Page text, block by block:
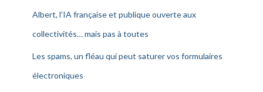
Albert, l’IA française et publique ouverte aux
collectivités… mais pas à toutes
Les spams, un fléau qui peut saturer vos formulaires
électroniques